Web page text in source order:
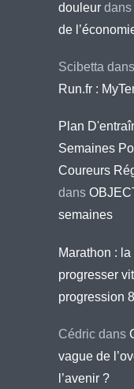
douleur dans
de
Scibetta dans
Run.fr :
Plan
Semaines
Coureurs
dans
semaines
Marathon :
progresser
progression
Cédric dans
vague de
l’avenir ?